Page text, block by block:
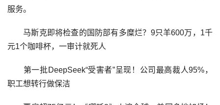
服务。
马斯克即将检查的国防部有多糜烂？9只羊600万，1千
元1个咖啡杯，一审计就死人
第一批DeepSeek“受害者”呈现！公司最高裁人95%，
职工想转行做保洁